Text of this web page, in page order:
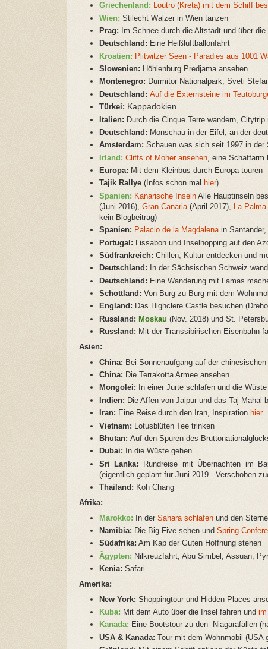
Griechenland: Loutro (Kreta) mit dem Schiff
Wien: Stilecht Walzer in Wien tanzen
Prag: Im Schnee durch die Altstadt und über
Deutschland: Eine Heißluftballonfahrt
Kroatien: Plitwitzer Seen - Paradies aus 1001
Slowenien: Höhlenburg Predjama ansehen
Montenegro: Durmitor Nationalpark, Sveti
Deutschland: Auf die Externsteine im
Türkei: Kappadokien
Italien: Durch die Cinque Terre wandern,
Deutschland: Monschau in der Eifel, an der
Amsterdam: Schauen was sich seit 1997 in der
Irland: Cliffs of Moher ansehen, eine Schaffarm
Europa: Mit dem Kleinbus durch Europa touren
Tajik Rallye (Infos schon mal hier)
Spanien: Kanarische InselnAlle Hauptinseln
(Juni 2016), Gran Canaria(April 2017), La Palma
kein Blogbeitrag)
Spanien: Palacio de la Magdalenain Santander,
Portugal: Lissabon und Inselhopping auf den
Südfrankreich: Chillen, Kultur entdecken und
Deutschland: In der Sächsischen Schweiz
Deutschland: Eine Wanderung mit Lamas
Schottland: Von Burg zu Burg mit dem
England: Das Highclere Castle besuchen
Russland: Moskau (Nov. 2018) und St.
Russland: Mit der Transsibirischen Eisenbahn
Asien:
China: Bei Sonnenaufgang auf der
China: Die Terrakotta Armee ansehen
Mongolei: In einer Jurte schlafen und die
Indien: Die Affen von Jaipur und das Taj Mahal
Iran: Eine Reise durch den Iran, Inspiration hier
Vietnam: Lotusblüten Tee trinken
Bhutan: Auf den Spuren des
Dubai: In die Wüste gehen
Sri Lanka: Rundreise mit Übernachten im
(eigentlich geplant für Juni 2019 - Verschoben
Thailand: Koh Chang
Afrika:
Marokko: In der Sahara schlafenund den
Namibia: Die Big Five sehen und Spring
Südafrika: Am Kap der Guten Hoffnung stehen
Ägypten: Nilkreuzfahrt, Abu Simbel, Assuan,
Kenia: Safari
Amerika:
New York: Shoppingtour und Hidden Places
Kuba: Mit dem Auto über die Insel fahren und im
Kanada: Eine Bootstour zu den Niagarafällen
USA & Kanada: Tour mit dem Wohnmobil (USA